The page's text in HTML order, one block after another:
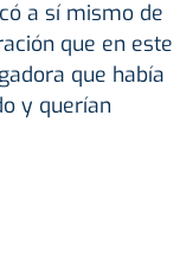
a sí mismo de
que en este
que había
y querían